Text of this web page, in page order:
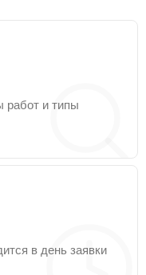
работ и типы
в день заявки